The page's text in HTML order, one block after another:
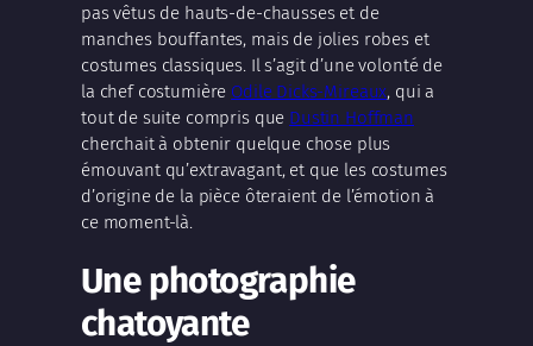
pas vêtus de hauts-de-chausses et de
manches bouffantes, mais de jolies robes et
costumes classiques. Il s’agit d’une volonté de
la chef costumière Odile Dicks-Mireaux, qui a
tout de suite compris que Dustin Hoffman
cherchait à obtenir quelque chose plus
émouvant qu’extravagant, et que les costumes
d’origine de la pièce ôteraient de l’émotion à
ce moment-là.
Une photographie
chatoyante